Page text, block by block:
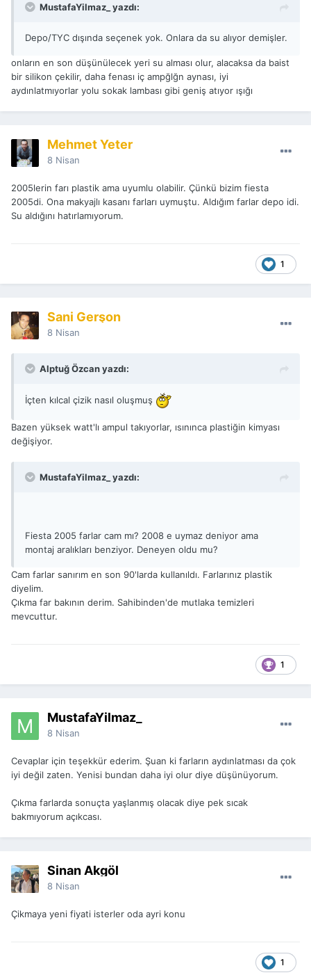
MustafaYilmaz_ yazdı:
Depo/TYC dışında seçenek yok. Onlara da su alıyor demişler.
onların en son düşünülecek yeri su alması olur, alacaksa da baist
bir silikon çekilir, daha fenası iç ampğlğn aynası, iyi
aydınlatmıyorlar yolu sokak lambası gibi geniş atıyor ışığı
Mehmet Yeter
8 Nisan
2005lerin farı plastik ama uyumlu olabilir. Çünkü bizim fiesta
2005di. Ona makyajlı kasanı farları uymuştu. Aldığım farlar depo idi.
Su aldığını hatırlamıyorum.
1
Sani Gerşon
8 Nisan
Alptuğ Özcan yazdı:
İçten kılcal çizik nasıl oluşmuş
Bazen yüksek watt'lı ampul takıyorlar, ısınınca plastiğin kimyası
değişiyor.
MustafaYilmaz_ yazdı:
Fiesta 2005 farlar cam mı? 2008 e uymaz deniyor ama
montaj aralıkları benziyor. Deneyen oldu mu?
Cam farlar sanırım en son 90'larda kullanıldı. Farlarınız plastik
diyelim.
Çıkma far bakının derim. Sahibinden'de mutlaka temizleri
mevcuttur.
1
MustafaYilmaz_
8 Nisan
Cevaplar için teşekkür ederim. Şuan ki farların aydınlatması da çok
iyi değil zaten. Yenisi bundan daha iyi olur diye düşünüyorum.
Çıkma farlarda sonuçta yaşlanmış olacak diye pek sıcak
bakmıyorum açıkcası.
Sinan Akgöl
8 Nisan
Çikmaya yeni fiyati isterler oda ayri konu
1